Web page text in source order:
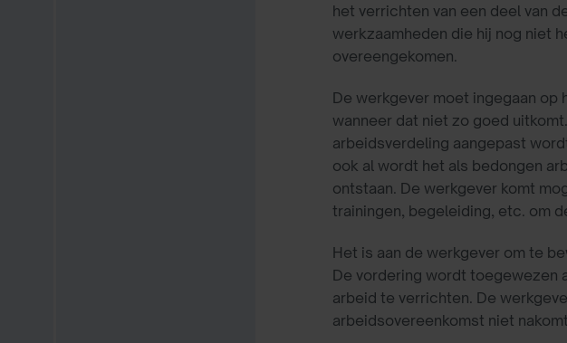
het verrichten van een deel van
werkzaamheden die hij nog niet
overeengekomen.
De werkgever moet ingegaan op
wanneer dat niet zo goed
arbeidsverdeling aangepast
ook al wordt het als bedongen
ontstaan. De werkgever komt
trainingen, begeleiding, etc. om
Het is aan de werkgever om te
De vordering wordt toegewezen
arbeid te verrichten. De
arbeidsovereenkomst niet